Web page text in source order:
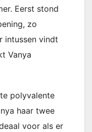
Eerst stond
zo
intussen vindt
Vanya
polyvalente
haar twee
voor als er